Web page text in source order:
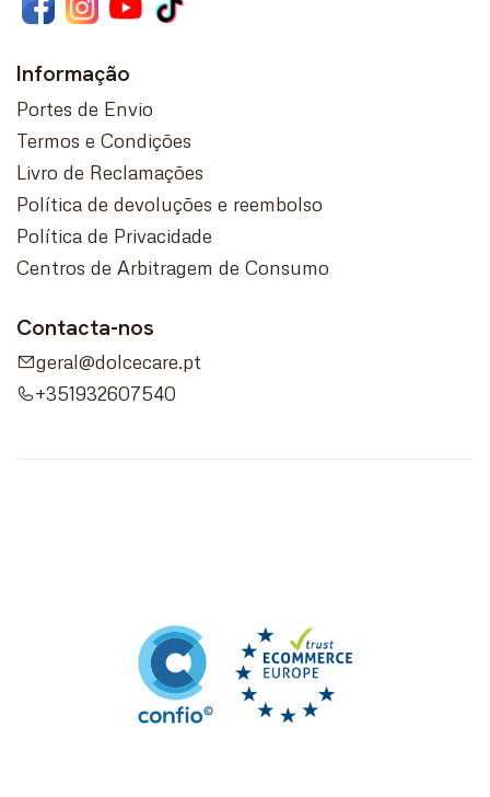
Informação
Portes de Envio
Termos e Condições
Livro de Reclamações
Política de devoluções e reembolso
Política de Privacidade
Centros de Arbitragem de Consumo
Contacta-nos
geral@dolcecare.pt
+351932607540